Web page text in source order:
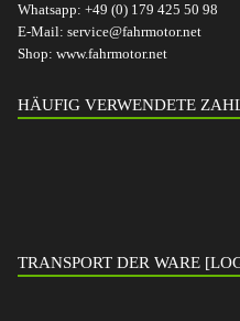
Whatsapp: +49 (0) 179 425 50 98
E-Mail: service@fahrmotor.net
Shop: www.fahrmotor.net
HÄUFIG VERWENDETE
TRANSPORT DER WARE